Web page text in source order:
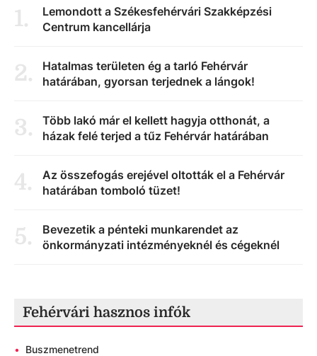
1.
Lemondott a Székesfehérvári Szakképzési
Centrum kancellárja
2.
Hatalmas területen ég a tarló Fehérvár
határában, gyorsan terjednek a lángok!
3.
Több lakó már el kellett hagyja otthonát, a
házak felé terjed a tűz Fehérvár határában
4.
Az összefogás erejével oltották el a Fehérvár
határában tomboló tüzet!
5.
Bevezetik a pénteki munkarendet az
önkormányzati intézményeknél és cégeknél
Fehérvári hasznos infók
• Buszmenetrend